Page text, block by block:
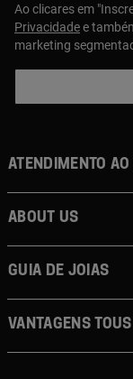
Ao clicares em
Privacidadee
marketing
Atendimento
About us
Guia de joias
Vantagens TOUS